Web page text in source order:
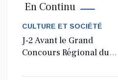
Jul 11, 2026
En Continu
CULTURE ET SOCIÉTÉ
J-2 Avant le Grand
Concours Régional du